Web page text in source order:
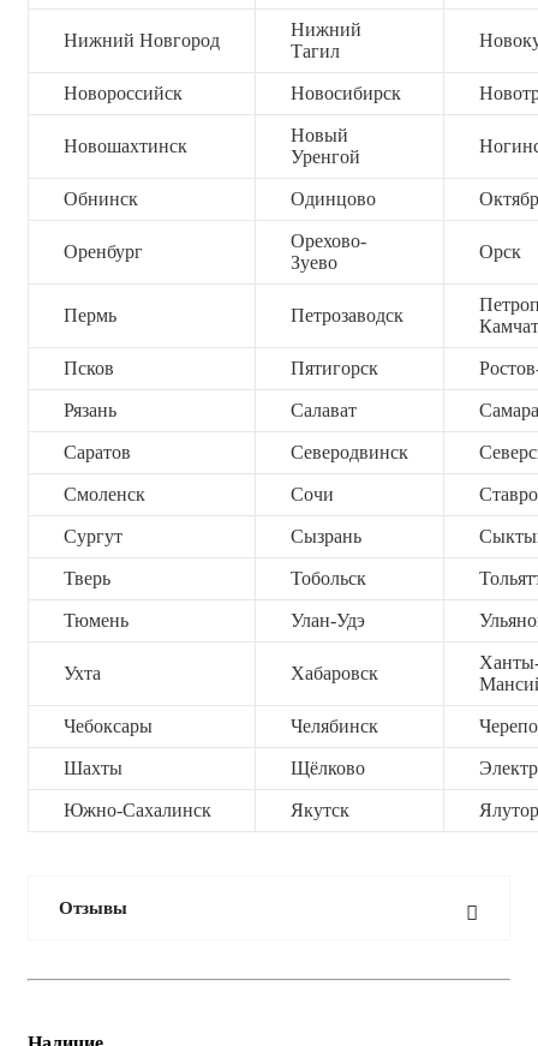
Нижний Новгород
Нижний
Тагил
Новороссийск Новосибирск
Новошахтинск
Новый
Уренгой
Обнинск Одинцово
Оренбург
Орехово-
Зуево
Орск
Пермь Петрозаводск
Псков Пятигорск
Рязань Салават Самара
Саратов Северодвинск
Смоленск Сочи
Сургут Сызрань
Тверь Тобольск
Тюмень Улан-Удэ
Ухта Хабаровск
Чебоксары Челябинск
Шахты Щёлково
Южно-Сахалинск Якутск
Отзывы